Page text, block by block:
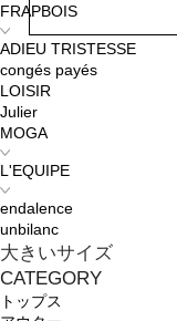
FRAPBOIS
ADIEU TRISTESSE
congés payés
LOISIR
Julier
MOGA
L'EQUIPE
endalence
unbilanc
大きいサイズ
CATEGORY
トップス